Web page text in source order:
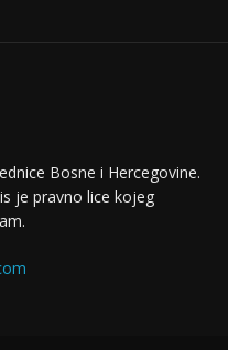
Bosne i Hercegovine.
je pravno lice kojeg